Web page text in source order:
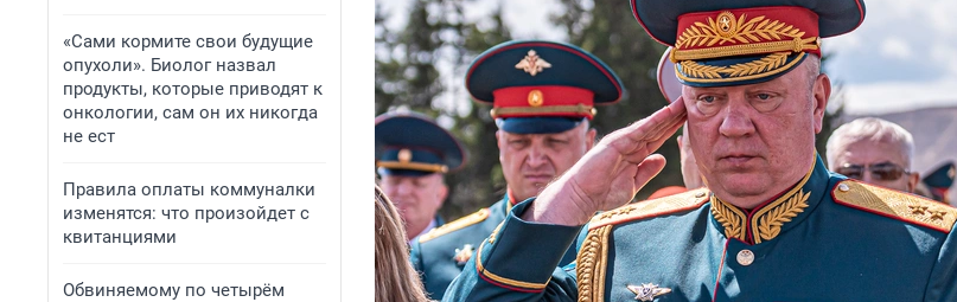
«Сами кормите свои будущие
опухоли». Биолог назвал
продукты, которые приводят к
онкологии, сам он их никогда
не ест
Правила оплаты коммуналки
изменятся: что произойдет с
квитанциями
Обвиняемому по четырём